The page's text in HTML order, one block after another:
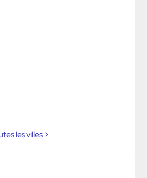
les villes >